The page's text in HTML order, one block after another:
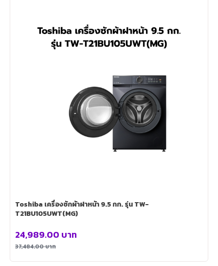
Toshiba เครื่องซักผ้าฝาหน้า 9.5 กก. รุ่น TW-
T21BU105UWT(MG)
37,484.00บาท
24,989.00 บาท